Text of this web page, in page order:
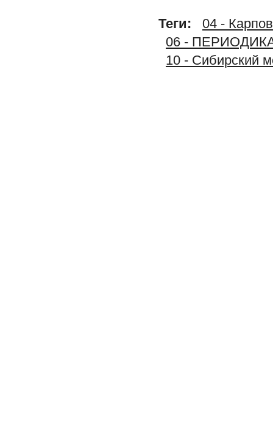
Теги:
04 -
06 -
10 - Сибирский